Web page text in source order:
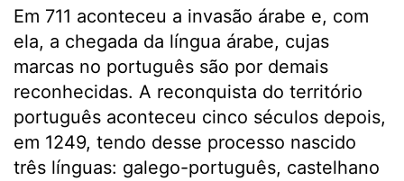
Em 711 aconteceu a invasão árabe e, com
ela, a chegada da língua árabe, cujas
marcas no português são por demais
reconhecidas. A reconquista do território
português aconteceu cinco séculos depois,
em 1249, tendo desse processo nascido
três línguas: galego-português, castelhano